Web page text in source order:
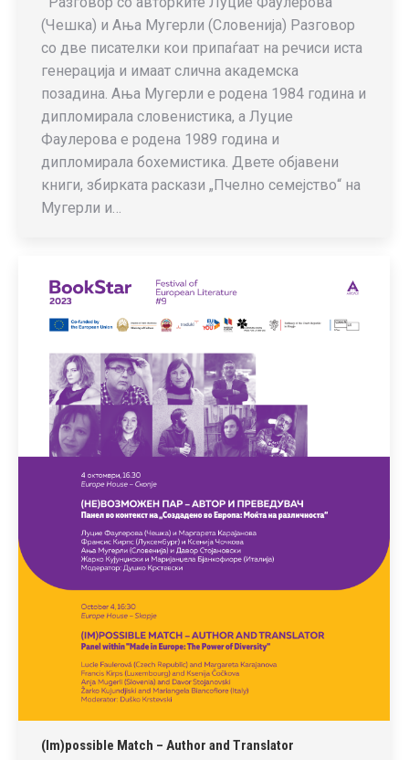
(Чешка) и Ања Мугерли (Словенија) Разговор
со две писателки кои припаѓаат на речиси иста
генерација и имаат слична академска
позадина. Ања Мугерли е родена 1984 година и
дипломирала словенистика, а Луцие
Фаулерова е родена 1989 година и
дипломирала бохемистика. Двете објавени
книги, збирката раскази „Пчелно семејство“ на
Мугерли и…
(Im)possible Match – Author and Translator